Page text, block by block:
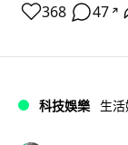
368 47 ↗
科技娛樂 生